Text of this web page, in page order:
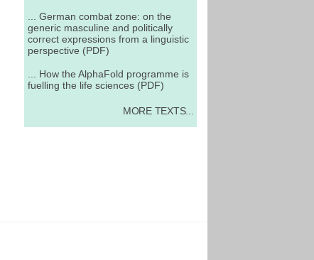
... German combat zone: on the
generic masculine and politically
correct expressions from a linguistic
perspective (PDF)
... How the AlphaFold programme is
fuelling the life sciences (PDF)
MORE TEXTS...